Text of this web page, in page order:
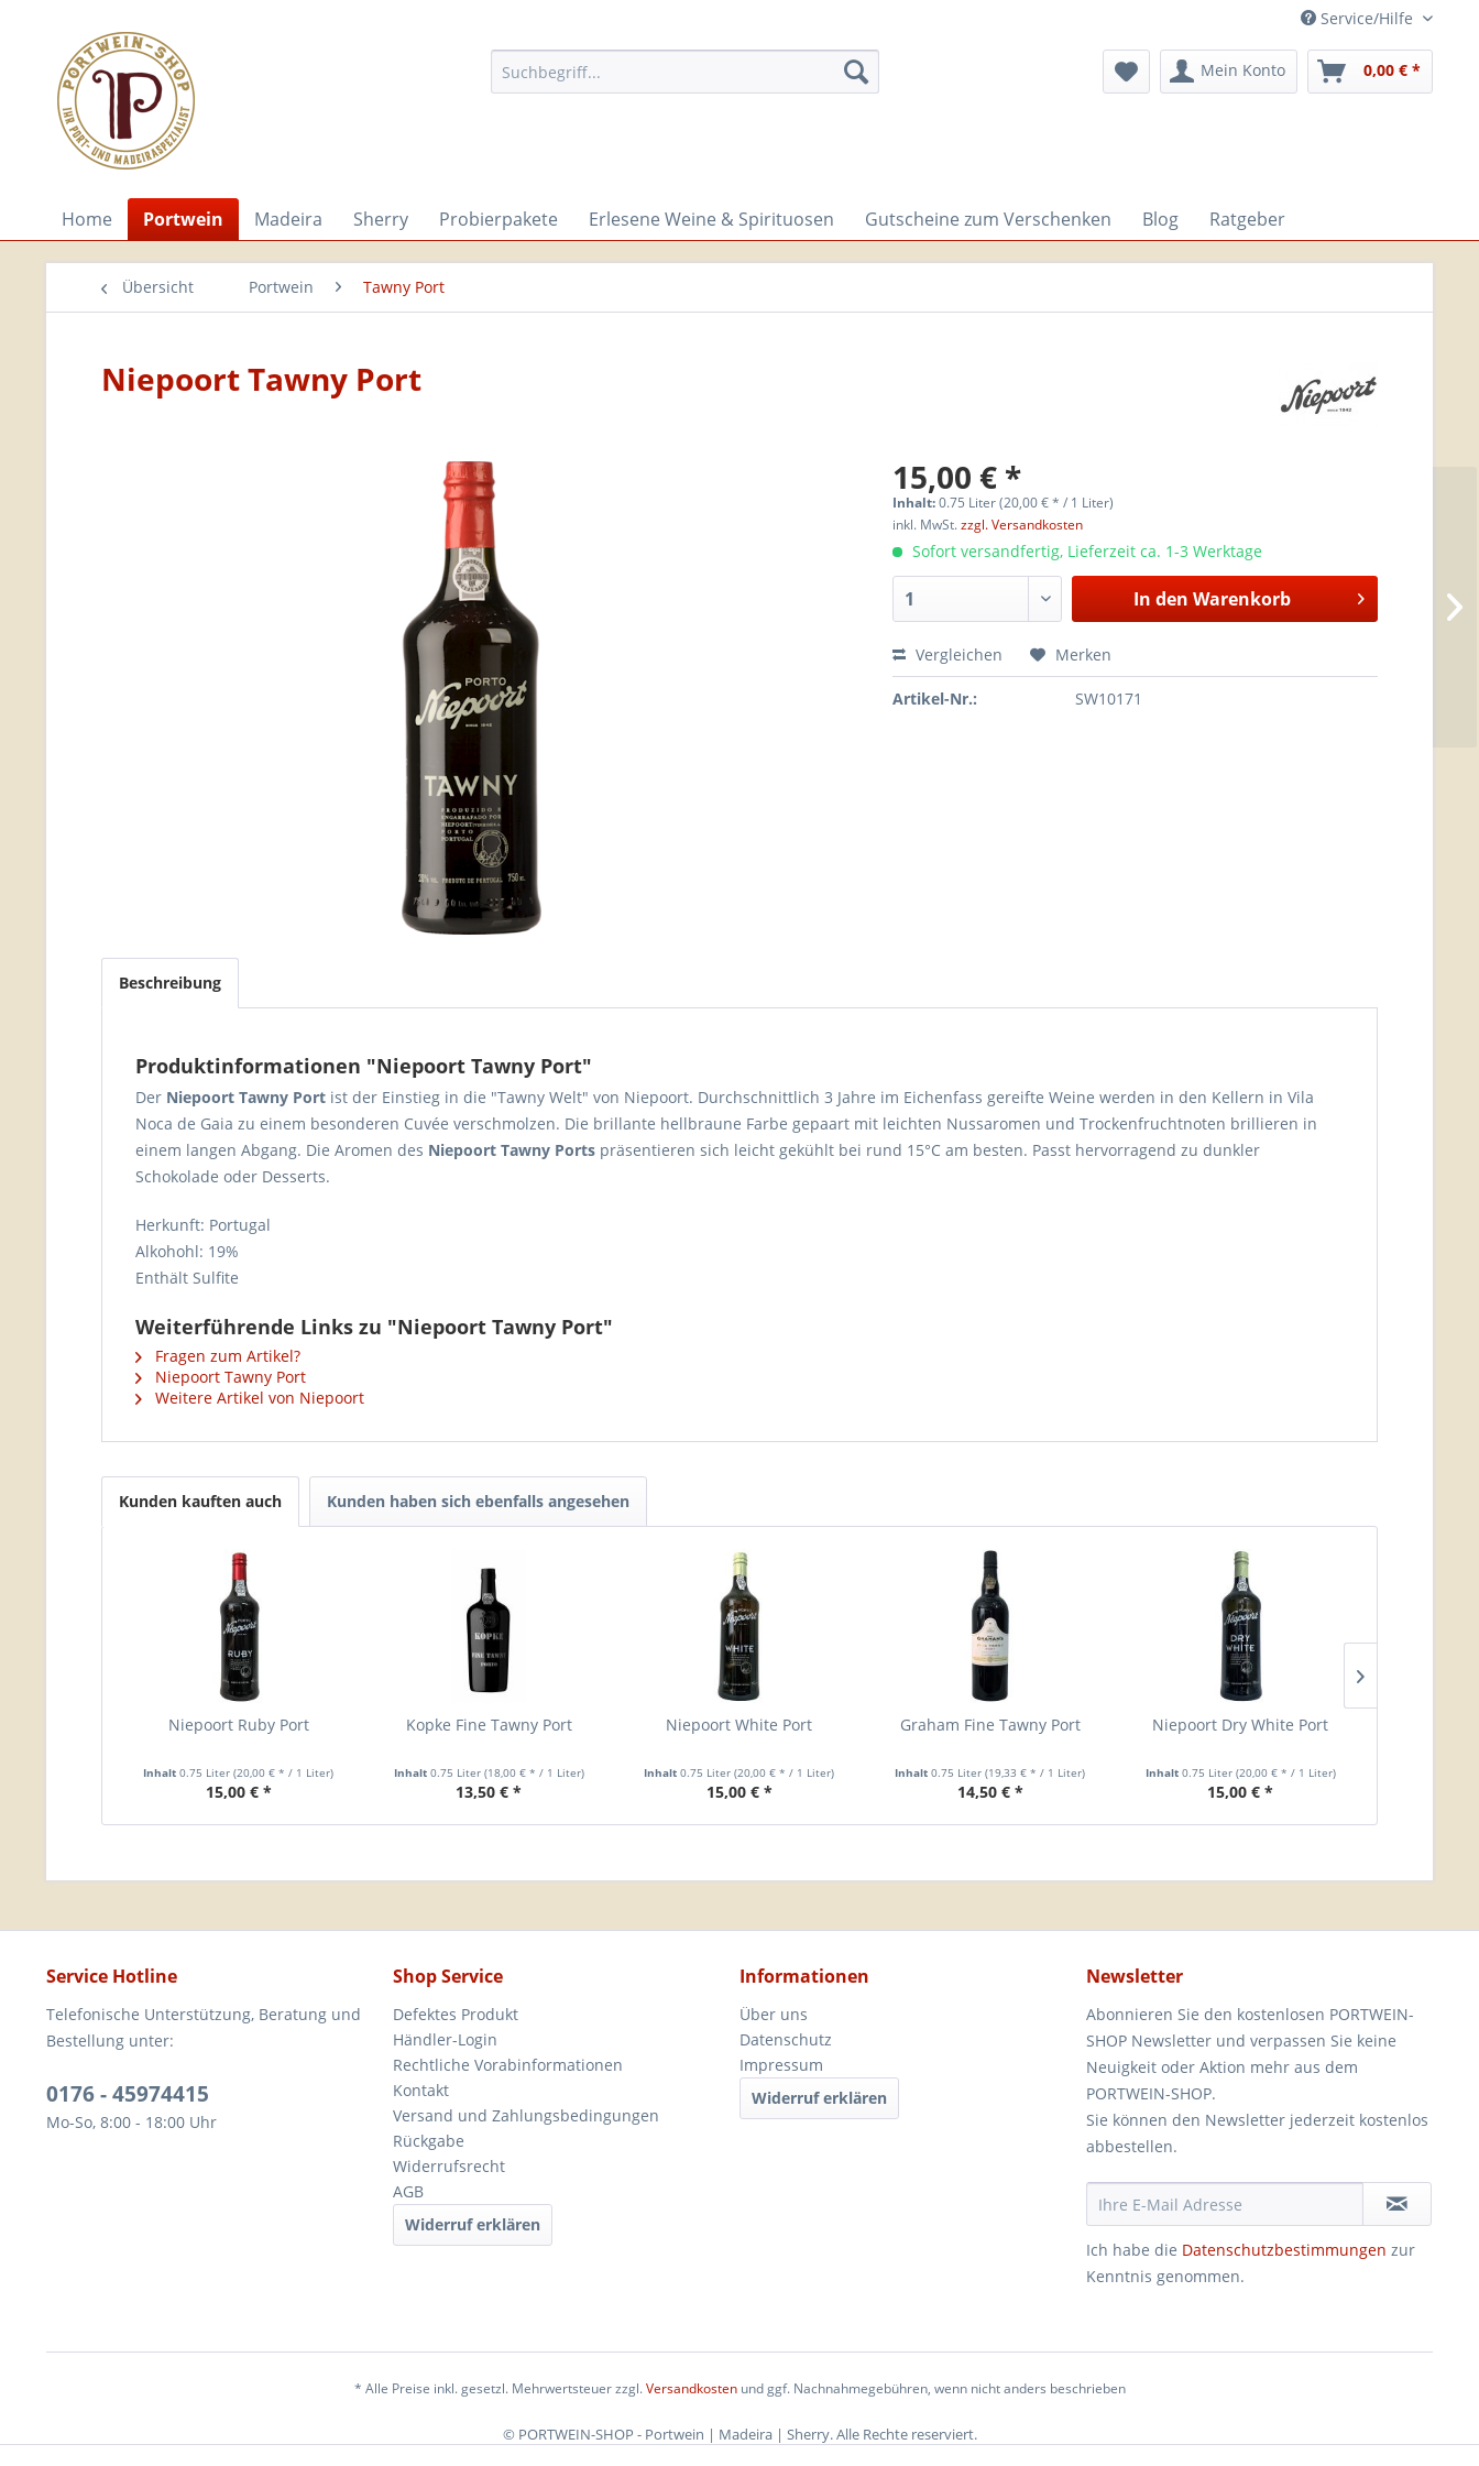
Service/Hilfe
Mein Konto 0,00 € *
Home Portwein Madeira Sherry Probierpakete Erlesene Weine & Spirituosen Gutscheine zum Verschenken Blog Ratgeber
Übersicht Portwein Tawny Port
Niepoort Tawny Port
15,00 € *
Inhalt:0.75 Liter (20,00 € * / 1 Liter)
inkl. MwSt.zzgl. Versandkosten
Sofort versandfertig, Lieferzeit ca. 1-3 Werktage
In den Warenkorb
Vergleichen Merken
Artikel-Nr.: SW10171
Beschreibung
Produktinformationen "Niepoort Tawny Port"
Der Niepoort Tawny Port ist der Einstieg in die "Tawny Welt" von Niepoort. Durchschnittlich 3 Jahre im Eichenfass gereifte Weine werden in den Kellern in Vila
Noca de Gaia zu einem besonderen Cuvée verschmolzen. Die brillante hellbraune Farbe gepaart mit leichten Nussaromen und Trockenfruchtnoten brillieren in
einem langen Abgang. Die Aromen des Niepoort Tawny Ports präsentieren sich leicht gekühlt bei rund 15°C am besten. Passt hervorragend zu dunkler
Schokolade oder Desserts.
Herkunft: Portugal
Alkohohl: 19%
Enthält Sulfite
Weiterführende Links zu "Niepoort Tawny Port"
Fragen zum Artikel?
Niepoort Tawny Port
Weitere Artikel von Niepoort
Kunden kauften auch Kunden haben sich ebenfalls angesehen
Niepoort Ruby Port
Inhalt0.75 Liter(20,00 € * / 1 Liter)
15,00 € *
Kopke Fine Tawny Port
Inhalt 0.75 Liter (18,00 € * / 1 Liter)
13,50 € *
Niepoort White Port
Inhalt0.75 Liter(20,00 € * / 1 Liter)
15,00 € *
Graham Fine Tawny Port
Inhalt0.75 Liter(19,33 € * / 1 Liter)
14,50 € *
Niepoort Dry White Port
Inhalt 0.75 Liter (20,00 € * / 1 Liter)
15,00 € *
Service Hotline
Telefonische Unterstützung, Beratung und
Bestellung unter:
0176 - 45974415
Mo-So, 8:00 - 18:00 Uhr
Shop Service
Defektes Produkt
Händler-Login
Rechtliche Vorabinformationen
Kontakt
Versand und Zahlungsbedingungen
Rückgabe
Widerrufsrecht
AGB
Widerruf erklären
Informationen
Über uns
Datenschutz
Impressum
Widerruf erklären
Newsletter
Abonnieren Sie den kostenlosen PORTWEIN-
SHOP Newsletter und verpassen Sie keine
Neuigkeit oder Aktion mehr aus dem
PORTWEIN-SHOP.
Sie können den Newsletter jederzeit kostenlos
abbestellen.
Ich habe die Datenschutzbestimmungen zur
Kenntnis genommen.
* Alle Preise inkl. gesetzl. Mehrwertsteuer zzgl.Versandkostenund ggf. Nachnahmegebühren, wenn nicht anders beschrieben
© PORTWEIN-SHOP - Portwein | Madeira | Sherry. Alle Rechte reserviert.